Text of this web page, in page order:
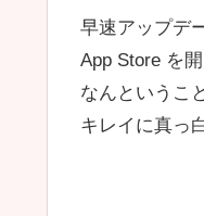
早速アップデ
App Store を
なんというこ
キレイに真っ